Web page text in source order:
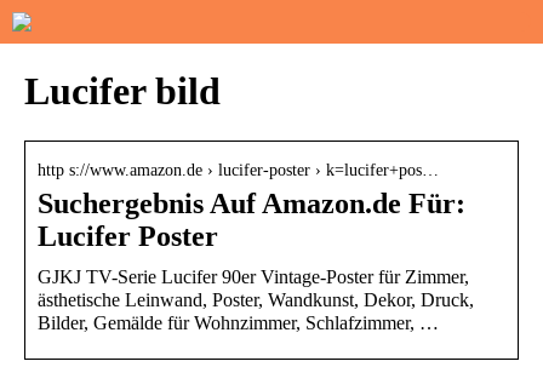
Lucifer bild
http s://www.amazon.de › lucifer-poster › k=lucifer+pos…
Suchergebnis Auf Amazon.de Für:
Lucifer Poster
GJKJ TV-Serie Lucifer 90er Vintage-Poster für Zimmer,
ästhetische Leinwand, Poster, Wandkunst, Dekor, Druck,
Bilder, Gemälde für Wohnzimmer, Schlafzimmer, …